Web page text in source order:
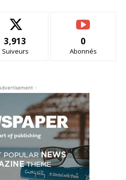
3,913
Suiveurs
0
Abonnés
-